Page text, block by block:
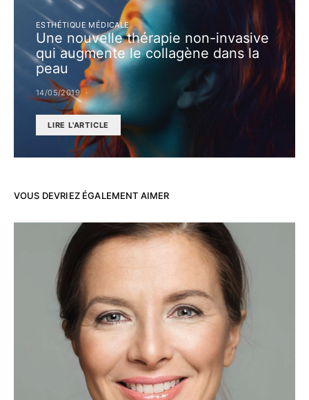
ESTHÉTIQUE MÉDICALE
Une nouvelle thérapie non-invasive
qui augmente le collagène dans la
peau
14/05/2019
LIRE L'ARTICLE
VOUS DEVRIEZ ÉGALEMENT AIMER